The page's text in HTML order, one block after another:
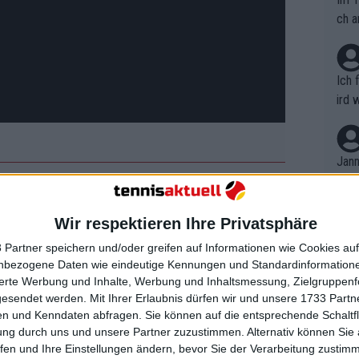
Wir respektieren Ihre Privatsphäre
Partner speichern und/oder greifen auf Informationen wie Cookies
Daten wie eindeutige Kennungen und
Werbung und Inhalte, Werbung und Inhaltsmessung,
werden. Mit Ihrer Erlaubnis dürfen wir und unsere 1733
und Kenndaten abfragen. Sie können auf die entsprechende
durch uns und unsere Partner zuzustimmen. Alternativ können Sie
und Ihre Einstellungen ändern, bevor Sie der Verarbeitung
2:1 früh seine erste Breakchance.
dem Druck standhielt. Sinner
ließ Dimitrov bei der nächsten
als erwartet, denn obwohl er die
Führung zu gehen, musste er bis
ch
Ich
ird
r in
em
t,
B.
on
n
nt.